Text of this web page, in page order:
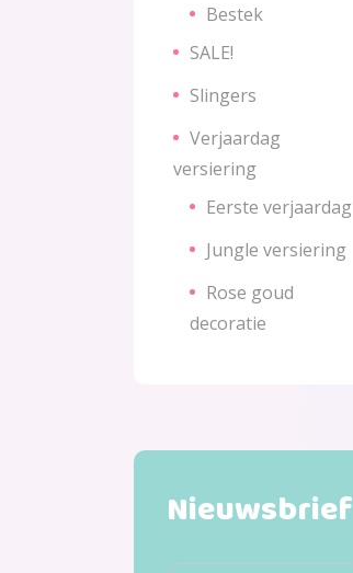
Bestek
SALE!
Slingers
Verjaardag
versiering
Eerste verjaardag
Jungle versiering
Rose goud
decoratie
Nieuwsbrief